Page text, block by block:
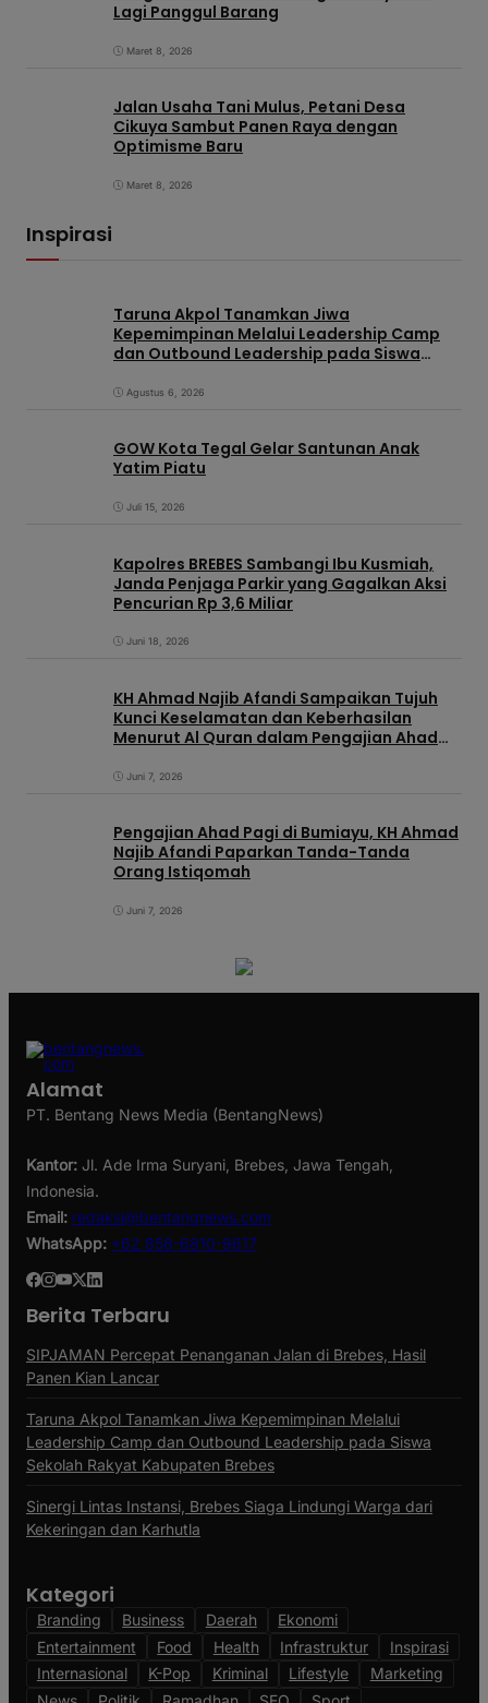
Lagi Panggul Barang
Maret 8, 2026
Jalan Usaha Tani Mulus, Petani Desa
Cikuya Sambut Panen Raya dengan
Optimisme Baru
Maret 8, 2026
Inspirasi
Taruna Akpol Tanamkan Jiwa
Kepemimpinan Melalui Leadership Camp
dan Outbound Leadership pada Siswa
Agustus 6, 2026
GOW Kota Tegal Gelar Santunan Anak
Yatim Piatu
Juli 15, 2026
Kapolres BREBES Sambangi Ibu Kusmiah,
Janda Penjaga Parkir yang Gagalkan Aksi
Pencurian Rp 3,6 Miliar
Juni 18, 2026
KH Ahmad Najib Afandi Sampaikan Tujuh
Kunci Keselamatan dan Keberhasilan
Menurut Al Quran dalam Pengajian Ahad
Juni 7, 2026
Pengajian Ahad Pagi di Bumiayu, KH Ahmad
Najib Afandi Paparkan Tanda-Tanda
Orang Istiqomah
Juni 7, 2026
Alamat
PT. Bentang News Media (BentangNews)
Kantor: Jl. Ade Irma Suryani, Brebes, Jawa Tengah,
Indonesia.
Email: redaksi@bentangnews.com
WhatsApp: +62 858-6810-9617
Berita Terbaru
SIPJAMAN Percepat Penanganan Jalan di Brebes, Hasil
Panen Kian Lancar
Taruna Akpol Tanamkan Jiwa Kepemimpinan Melalui
Leadership Camp dan Outbound Leadership pada Siswa
Sekolah Rakyat Kabupaten Brebes
Sinergi Lintas Instansi, Brebes Siaga Lindungi Warga dari
Kekeringan dan Karhutla
Kategori
Branding Business Daerah
Ekonomi
Entertainment
Food Health Infrastruktur
Inspirasi
Internasional
K-Pop Kriminal Lifestyle
Marketing